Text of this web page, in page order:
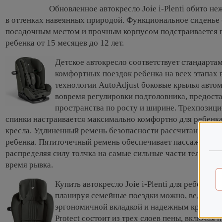
Обновленное автокресло Joie i-Plenti обито
в оттенках навеянных природой. Функциональное
посадочным местом и прочным корпусом подстраивается
ребенка от 15 месяцев до 12 лет.
Детское автокресло соответствует
комфортных поездок ребенка на всех этапах
технологии AutoAdjust боковые крылья
вовремя регулировки подголовника,
пространства по росту и ширине.
спинки настраивается максимально комфортно для
кресла. Удлиненный ремень безопасности рассчитан для
ребенка. Пятиточечный ремень обеспечивает пассажиру
распределяя силу толчка на самые сильные части тела,
время рывка.
Купить автокресло Joie i-Plenti для ребенка
планируя семейные поездки можно, ведь
эргономичной вкладкой и надежным
Protect состоит из трех слоев пены, включая